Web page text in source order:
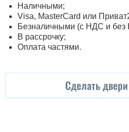
Наличными;
Visa, MasterСard или
Безналичными (с НДС и
В рассрочку;
Оплата частями.
Сделать